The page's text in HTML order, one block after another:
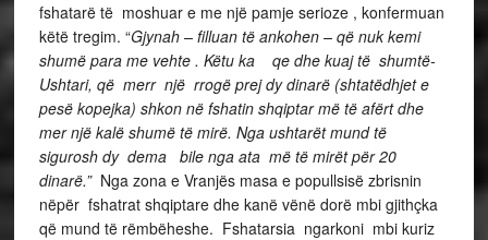
fshatarë të moshuar e me një pamje serioze , konfermuan
këtë tregim. “Gjynah – filluan të ankohen – që nuk kemi
shumë para me vehte . Këtu ka qe dhe kuaj të shumtë-
Ushtari, që merr një rrogë prej dy dinarë (shtatëdhjet e
pesë kopejka) shkon në fshatin shqiptar më të afërt dhe
mer një kalë shumë të mirë. Nga ushtarët mund të
sigurosh dy dema bile nga ata më të mirët për 20
dinarë.”Nga zona e Vranjës masa e popullsisë zbrisnin
nëpër fshatrat shqiptare dhe kanë vënë dorë mbi gjithçka
që mund të rëmbëheshe. Fshatarsia ngarkoni mbi kuriz